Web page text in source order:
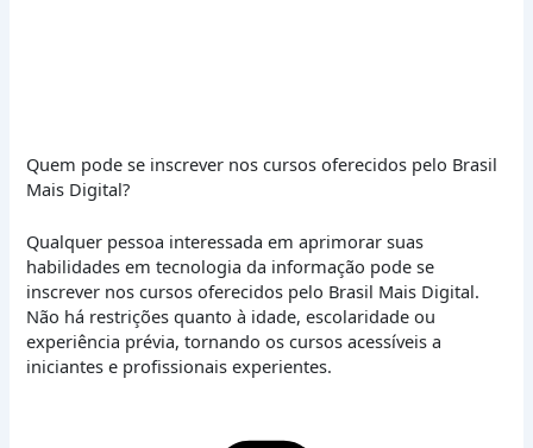
Quem pode se inscrever nos cursos oferecidos pelo Brasil
Mais Digital?
Qualquer pessoa interessada em aprimorar suas
habilidades em tecnologia da informação pode se
inscrever nos cursos oferecidos pelo Brasil Mais Digital.
Não há restrições quanto à idade, escolaridade ou
experiência prévia, tornando os cursos acessíveis a
iniciantes e profissionais experientes.